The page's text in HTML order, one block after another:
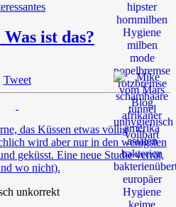
ist das?
Tweet
das Küssen etwas völlig
wird aber nur in den wenigsten
geküsst. Eine neue Studie verrät,
wo nicht).
unkorrekt